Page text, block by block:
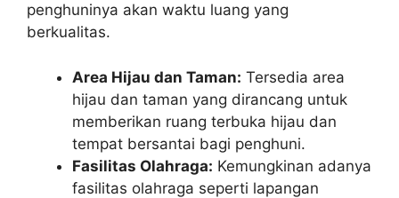
penghuninya akan waktu luang yang
berkualitas.
Area Hijau dan Taman: Tersedia area
hijau dan taman yang dirancang untuk
memberikan ruang terbuka hijau dan
tempat bersantai bagi penghuni.
Fasilitas Olahraga: Kemungkinan adanya
fasilitas olahraga seperti lapangan